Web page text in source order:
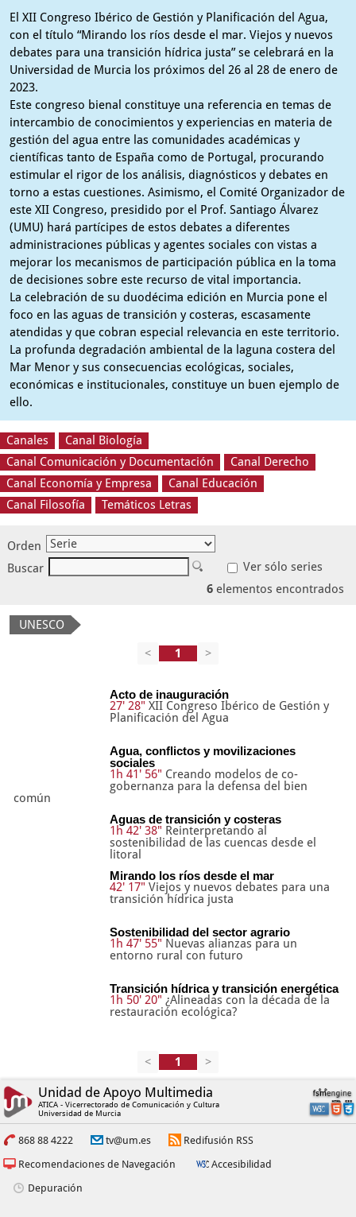
El XII Congreso Ibérico de Gestión y Planificación del Agua,
con el título “Mirando los ríos desde el mar. Viejos y nuevos
debates para una transición hídrica justa” se celebrará en la
Universidad de Murcia los próximos del 26 al 28 de enero de
2023.
Este congreso bienal constituye una referencia en temas de
intercambio de conocimientos y experiencias en materia de
gestión del agua entre las comunidades académicas y
científicas tanto de España como de Portugal, procurando
estimular el rigor de los análisis, diagnósticos y debates en
torno a estas cuestiones. Asimismo, el Comité Organizador de
este XII Congreso, presidido por el Prof. Santiago Álvarez
(UMU) hará partícipes de estos debates a diferentes
administraciones públicas y agentes sociales con vistas a
mejorar los mecanismos de participación pública en la toma
de decisiones sobre este recurso de vital importancia.
La celebración de su duodécima edición en Murcia pone el
foco en las aguas de transición y costeras, escasamente
atendidas y que cobran especial relevancia en este territorio.
La profunda degradación ambiental de la laguna costera del
Mar Menor y sus consecuencias ecológicas, sociales,
económicas e institucionales, constituye un buen ejemplo de
ello.
Canales
Canal Biología
Canal Comunicación y Documentación
Canal Derecho
Canal Economía y Empresa
Canal Educación
Canal Filosofía
Temáticos Letras
Orden
Buscar
Ver sólo series
6 elementos encontrados
UNESCO
<
>
Acto de inauguración
27' 28" XII Congreso Ibérico de Gestión y
Planificación del Agua
Agua, conflictos y movilizaciones
sociales
1h 41' 56" Creando modelos de co-
gobernanza para la defensa del bien
común
Aguas de transición y costeras
1h 42' 38" Reinterpretando al
sostenibilidad de las cuencas desde el
litoral
Mirando los ríos desde el mar
42' 17" Viejos y nuevos debates para una
transición hídrica justa
Sostenibilidad del sector agrario
1h 47' 55" Nuevas alianzas para un
entorno rural con futuro
Transición hídrica y transición energética
1h 50' 20" ¿Alineadas con la década de la
restauración ecológica?
< >
Unidad de Apoyo Multimedia
ATICA - Vicerrectorado de Comunicación y Cultura
Universidad de Murcia
868 88 4222 tv@um.es
Redifusión RSS
Recomendaciones de Navegación
Accesibilidad
Depuración